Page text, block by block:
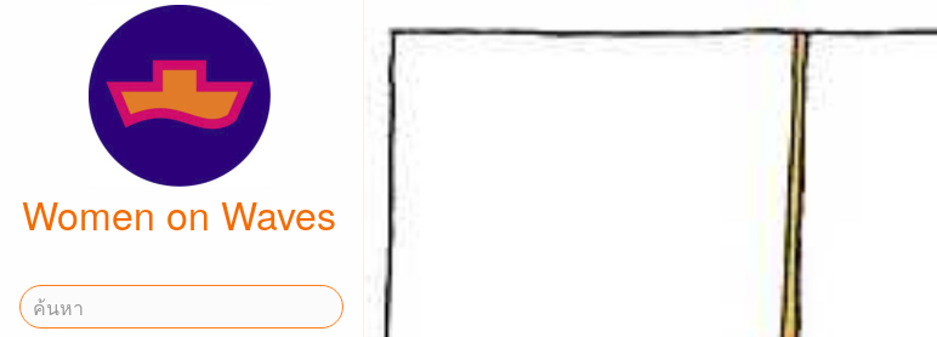
Women on Waves